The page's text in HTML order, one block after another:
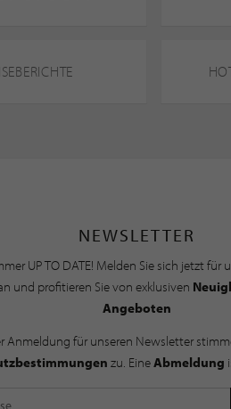
NEWSLETTER
UP TO DATE! Melden Sie sich jetzt für
und profitieren Sie von exklusiven
Angeboten
Anmeldung für unseren Newsletter
zu. EineAbmeldung